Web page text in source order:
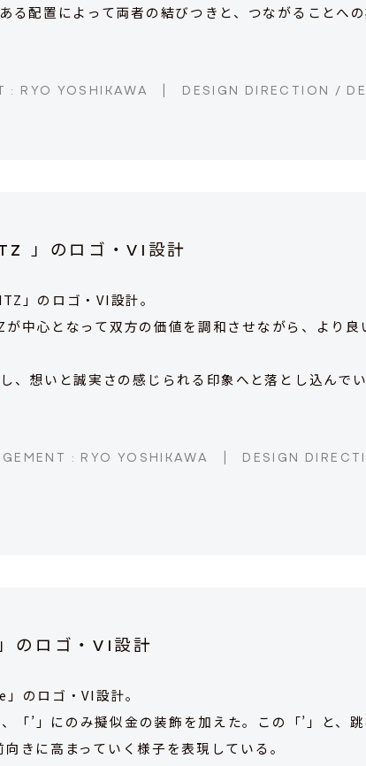
配置によって両者の結びつきと、つながることへの
: RYO YOSHIKAWA | DESIGN DIRECTION /
」のロゴ・VI設計
」のロゴ・VI設計。
中心となって双方の価値を調和させながら、より
想いと誠実さの感じられる印象へと落とし込んでい
: RYO YOSHIKAWA | DESIGN
のロゴ・VI設計
のロゴ・VI設計。
「’」にのみ擬似金の装飾を加えた。この「’」と、
きに高まっていく様子を表現している。